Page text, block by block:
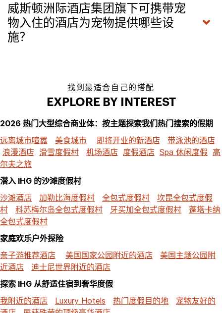
威斯顿洲际酒店集团旗下可携带宠
物入住的酒店为宠物提供哪些设
施？
找到最适合自己的搭配
EXPLORE BY INTEREST
2026 热门大型综合商业体：按主题探索我们热门搜索的假期
远离城市喧嚣
美食城市 即将开业的新酒店
带泳池的酒店
浪漫酒店 滑雪度假村 机场酒店 度假酒店 Spa 休闲度假 高
尔夫之旅
潜入 IHG 的沙滩度假村
沙滩酒店
加勒比海度假村 全包式度假村
坎昆全包式度假
村
科苏梅尔岛全包式度假村 牙买加全包式度假村
蓬塔卡纳
全包式度假村
家庭欢乐户外探险
亲子游推荐酒店
美国国家公园附近的酒店
美国主题公园附
近酒店
迪士尼世界附近的酒店
探索 IHG 从舒适住宿到奢华度假
我附近的酒店
Luxury Hotels 热门度假目的地
宠物友好的